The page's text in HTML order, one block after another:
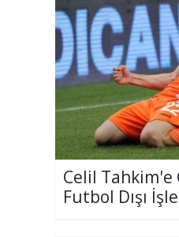
Celil Tahkim'e
Futbol Dışı